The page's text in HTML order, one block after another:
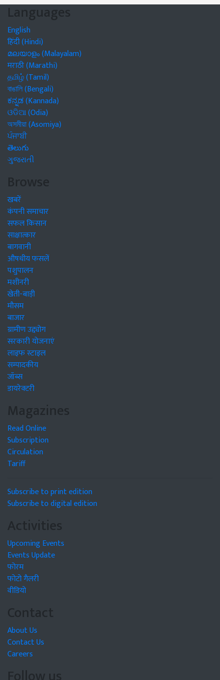
Languages
English
हिंदी (Hindi)
മലയാളം (Malayalam)
मराठी (Marathi)
தமிழ் (Tamil)
বাঙালি (Bengali)
ಕನ್ನಡ (Kannada)
ଓଡିଆ (Odia)
অসমীয়া (Asomiya)
ਪੰਜਾਬੀ
తెలుగు
ગુજરાતી
Browse
खबरें
कंपनी समाचार
सफल किसान
साक्षात्कार
बागवानी
औषधीय फसलें
पशुपालन
मशीनरी
खेती-बाड़ी
मौसम
बाजार
ग्रामीण उद्द्योग
सरकारी योजनाएं
लाइफ स्टाइल
सम्पादकीय
जॉब्स
डायरेक्टरी
Magazines
Read Online
Subscription
Circulation
Tariff
Subscribe to print edition
Subscribe to digital edition
Activities
Upcoming Events
Events Update
फोरम
फोटो गैलरी
वीडियो
Contact
About Us
Contact Us
Careers